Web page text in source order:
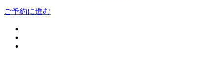
ご予約に進む